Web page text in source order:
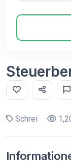
Schrei